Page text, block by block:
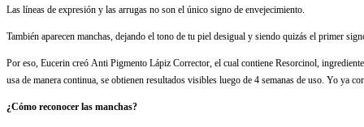
Las líneas de expresión y las arrugas no son el único signo de envejecimiento.
También aparecen manchas, dejando el tono de tu piel desigual y siendo quizás el primer
Por eso, Eucerin creó Anti Pigmento Lápiz Corrector, el cual contiene Resorcinol,
usa de manera continua, se obtienen resultados visibles luego de 4 semanas de uso. Yo ya
¿Cómo reconocer las manchas?